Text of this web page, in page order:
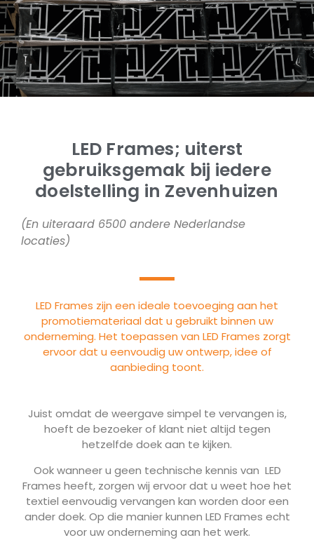
LED Frames; uiterst
gebruiksgemak bij iedere
doelstelling in Zevenhuizen
(En uiteraard 6500 andere Nederlandse
locaties)
LED Frames zijn een ideale toevoeging aan het
promotiemateriaal dat u gebruikt binnen uw
onderneming. Het toepassen van LED Frames zorgt
ervoor dat u eenvoudig uw ontwerp, idee of
aanbieding toont.
Juist omdat de weergave simpel te vervangen is,
hoeft de bezoeker of klant niet altijd tegen
hetzelfde doek aan te kijken.
Ook wanneer u geen technische kennis van LED
Frames heeft, zorgen wij ervoor dat u weet hoe het
textiel eenvoudig vervangen kan worden door een
ander doek. Op die manier kunnen LED Frames echt
voor uw onderneming aan het werk.